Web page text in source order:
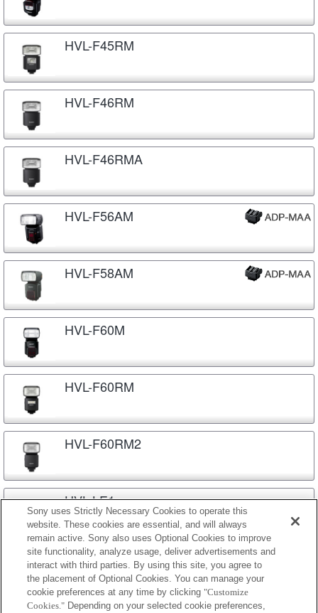
HVL-F45RM
HVL-F46RM
HVL-F46RMA
HVL-F56AM
HVL-F58AM
HVL-F60M
HVL-F60RM
HVL-F60RM2
HVL-LE1
HVL-LEIR1
Sony uses Strictly Necessary Cookies to operate this
website. These cookies are essential, and will always
remain active. Sony also uses Optional Cookies to improve
site functionality, analyze usage, deliver advertisements and
interact with third parties. By using this site, you agree to
the placement of Optional Cookies. You can manage your
cookie preferences at any time by clicking "Customize
Cookies." Depending on your selected cookie preferences,